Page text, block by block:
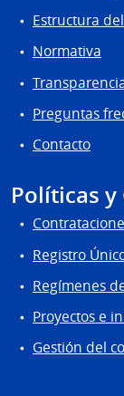
Estructura
Normativa
Preguntas
Contacto
Políticas y
Registro
Regímenes
Proyectos e
Gestión del